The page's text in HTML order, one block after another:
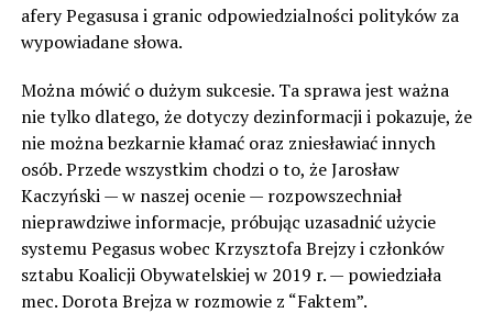
afery Pegasusa i granic odpowiedzialności polityków za
wypowiadane słowa.
Można mówić o dużym sukcesie. Ta sprawa jest ważna
nie tylko dlatego, że dotyczy dezinformacji i pokazuje, że
nie można bezkarnie kłamać oraz zniesławiać innych
osób. Przede wszystkim chodzi o to, że Jarosław
Kaczyński — w naszej ocenie — rozpowszechniał
nieprawdziwe informacje, próbując uzasadnić użycie
systemu Pegasus wobec Krzysztofa Brejzy i członków
sztabu Koalicji Obywatelskiej w 2019 r. — powiedziała
mec. Dorota Brejza w rozmowie z “Faktem”.